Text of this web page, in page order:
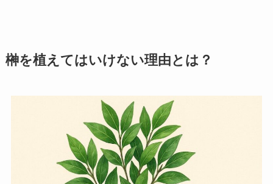
榊を植えてはいけない理由とは？